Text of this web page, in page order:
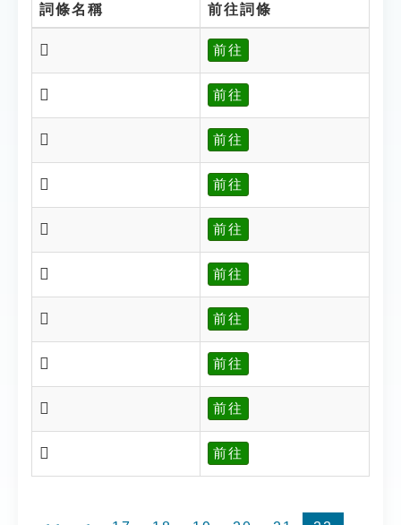
詞條名稱 前往詞條
𢂠 前往
𢂥 前往
𢂦 前往
𢂩 前往
𢂪 前往
𢂫 前往
𢂬 前往
𢂱 前往
𢂲 前往
𢂴 前往